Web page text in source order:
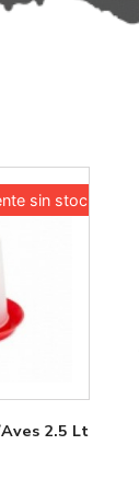
sin stock
2.5 Lt